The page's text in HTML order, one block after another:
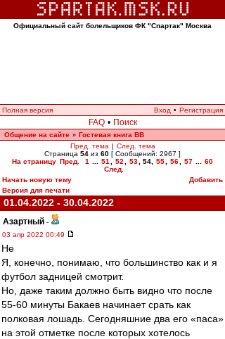
Официальный сайт болельщиков ФК "Спартак" Москва
Полная версия Вход • Регистрация
FAQ • Поиск
Общение на сайте » Гостевая книга ВВ
Пред. тема | След. тема
Страница 54 из 60 [ Сообщений: 2967 ]
На страницу Пред. 1 51 52 53 54 55 56 57
60
След.
Начать новую тему
Добавить
Версия для печати
01.04.2022 - 30.04.2022
Азартный -
03 апр 2022 00:49
Не
Я, конечно, понимаю, что большинство как и я
футбол задницей смотрит.
Но, даже таким должно быть видно что после
55-60 минуты Бакаев начинает срать как
полковая лошадь. Сегодняшние два его «паса»
на этой отметке после которых хотелось